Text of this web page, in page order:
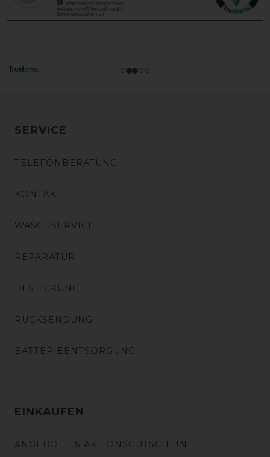
SERVICE
TELEFONBERATUNG
KONTAKT
WASCHSERVICE
REPARATUR
BESTICKUNG
RÜCKSENDUNG
BATTERIEENTSORGUNG
EINKAUFEN
ANGEBOTE & AKTIONSGUTSCHEINE